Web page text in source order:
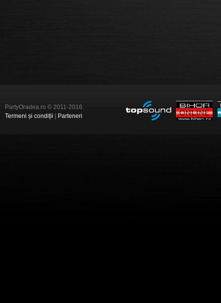
PartyOradea.ro © 2011-2016.
Termeni și condiții
Parteneri